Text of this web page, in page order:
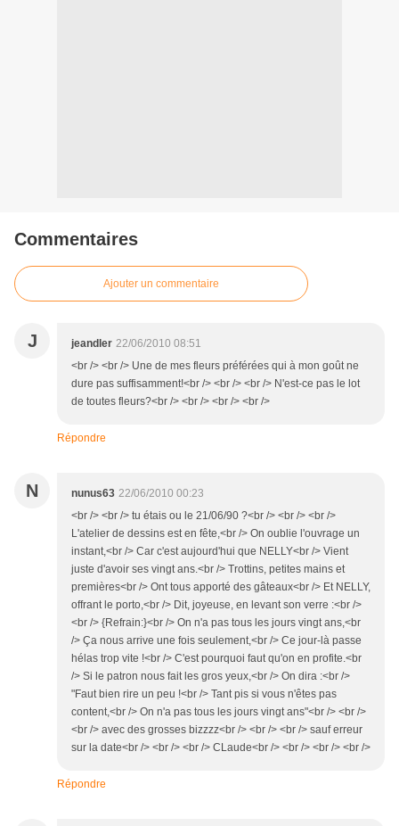
Commentaires
Ajouter un commentaire
J jeandler 22/06/2010 08:51
<br /> <br /> Une de mes fleurs préférées qui à mon goût ne
dure pas suffisamment!<br /> <br /> <br /> N'est-ce pas le lot
de toutes fleurs?<br /> <br /> <br /> <br />
Répondre
N nunus63 22/06/2010 00:23
<br /> <br /> tu étais ou le 21/06/90 ?<br /> <br /> <br />
L'atelier de dessins est en fête,<br /> On oublie l'ouvrage un
instant,<br /> Car c'est aujourd'hui que NELLY<br /> Vient
juste d'avoir ses vingt ans.<br /> Trottins, petites mains et
premières<br /> Ont tous apporté des gâteaux<br /> Et NELLY,
offrant le porto,<br /> Dit, joyeuse, en levant son verre :<br />
<br /> {Refrain:}<br /> On n'a pas tous les jours vingt ans,<br
/> Ça nous arrive une fois seulement,<br /> Ce jour-là passe
hélas trop vite !<br /> C'est pourquoi faut qu'on en profite.<br
/> Si le patron nous fait les gros yeux,<br /> On dira :<br />
"Faut bien rire un peu !<br /> Tant pis si vous n'êtes pas
content,<br /> On n'a pas tous les jours vingt ans"<br /> <br />
<br /> avec des grosses bizzzz<br /> <br /> <br /> sauf erreur
sur la date<br /> <br /> <br /> CLaude<br /> <br /> <br /> <br />
Répondre